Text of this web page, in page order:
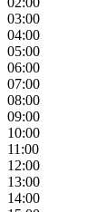
03:00
04:00
05:00
06:00
07:00
08:00
09:00
10:00
11:00
12:00
13:00
14:00